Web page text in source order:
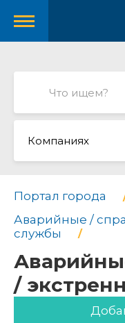
Компаниях
Портал города
Аварийные /
службы
/